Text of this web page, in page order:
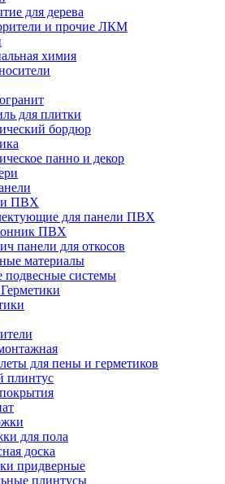
для дерева
и прочие ЛКМ
химия
для плитки
бордюр
панно и декор
ПВХ
для панели ПВХ
ПВХ
панели для откосов
материалы
подвесные системы
для пены и герметиков
плинтус
для пола
доска
придверные
плинтусы